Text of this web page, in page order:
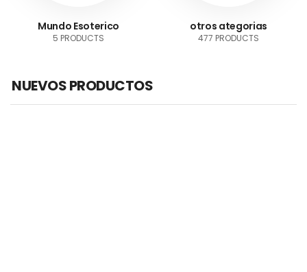
Mundo Esoterico
5 PRODUCTS
otros ategorias
477 PRODUCTS
NUEVOS PRODUCTOS